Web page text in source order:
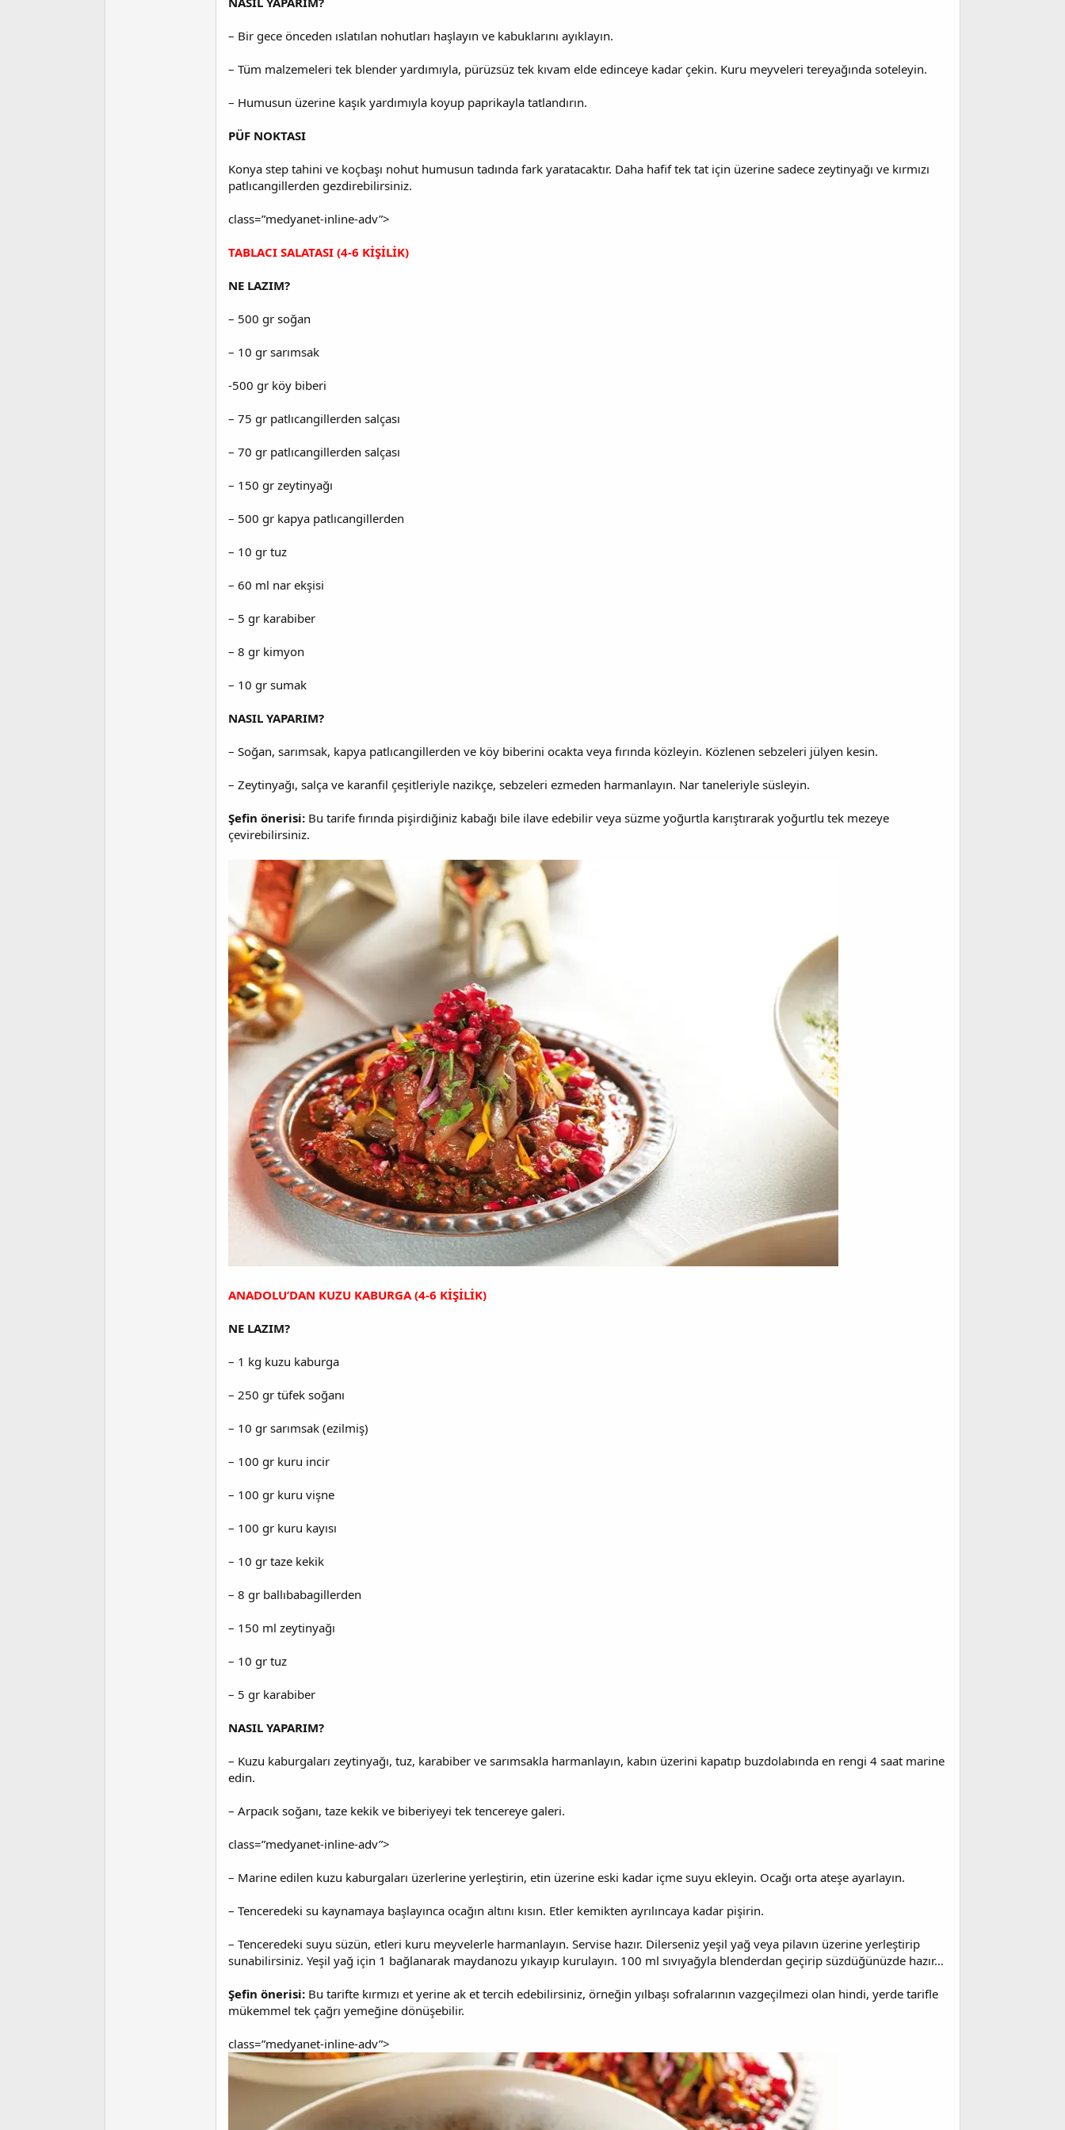
– Bir gece önceden ıslatılan nohutları haşlayın ve kabuklarını ayıklayın.
– Tüm malzemeleri tek blender yardımıyla, pürüzsüz tek kıvam elde edinceye kadar çekin. Kuru meyveleri tereyağında soteleyin.
– Humusun üzerine kaşık yardımıyla koyup paprikayla tatlandırın.
PÜF NOKTASI
Konya step tahini ve koçbaşı nohut humusun tadında fark yaratacaktır. Daha hafif tek tat için üzerine sadece zeytinyağı ve kırmızı
patlıcangillerden gezdirebilirsiniz.
class=”medyanet-inline-adv”>
TABLACI SALATASI (4-6 KİŞİLİK)
NE LAZIM?
– 500 gr soğan
– 10 gr sarımsak
-500 gr köy biberi
– 75 gr patlıcangillerden salçası
– 70 gr patlıcangillerden salçası
– 150 gr zeytinyağı
– 500 gr kapya patlıcangillerden
– 10 gr tuz
– 60 ml nar ekşisi
– 5 gr karabiber
– 8 gr kimyon
– 10 gr sumak
NASIL YAPARIM?
– Soğan, sarımsak, kapya patlıcangillerden ve köy biberini ocakta veya fırında közleyin. Közlenen sebzeleri jülyen kesin.
– Zeytinyağı, salça ve karanfil çeşitleriyle nazikçe, sebzeleri ezmeden harmanlayın. Nar taneleriyle süsleyin.
Şefin önerisi: Bu tarife fırında pişirdiğiniz kabağı bile ilave edebilir veya süzme yoğurtla karıştırarak yoğurtlu tek mezeye
çevirebilirsiniz.
ANADOLU’DAN KUZU KABURGA (4-6 KİŞİLİK)
NE LAZIM?
– 1 kg kuzu kaburga
– 250 gr tüfek soğanı
– 10 gr sarımsak (ezilmiş)
– 100 gr kuru incir
– 100 gr kuru vişne
– 100 gr kuru kayısı
– 10 gr taze kekik
– 8 gr ballıbabagillerden
– 150 ml zeytinyağı
– 10 gr tuz
– 5 gr karabiber
NASIL YAPARIM?
– Kuzu kaburgaları zeytinyağı, tuz, karabiber ve sarımsakla harmanlayın, kabın üzerini kapatıp buzdolabında en rengi 4 saat marine
edin.
– Arpacık soğanı, taze kekik ve biberiyeyi tek tencereye galeri.
class=”medyanet-inline-adv”>
– Marine edilen kuzu kaburgaları üzerlerine yerleştirin, etin üzerine eski kadar içme suyu ekleyin. Ocağı orta ateşe ayarlayın.
– Tenceredeki su kaynamaya başlayınca ocağın altını kısın. Etler kemikten ayrılıncaya kadar pişirin.
– Tenceredeki suyu süzün, etleri kuru meyvelerle harmanlayın. Servise hazır. Dilerseniz yeşil yağ veya pilavın üzerine yerleştirip
sunabilirsiniz. Yeşil yağ için 1 bağlanarak maydanozu yıkayıp kurulayın. 100 ml sıvıyağyla blenderdan geçirip süzdüğünüzde hazır…
Şefin önerisi: Bu tarifte kırmızı et yerine ak et tercih edebilirsiniz, örneğin yılbaşı sofralarının vazgeçilmezi olan hindi, yerde tarifle
mükemmel tek çağrı yemeğine dönüşebilir.
class=”medyanet-inline-adv”>